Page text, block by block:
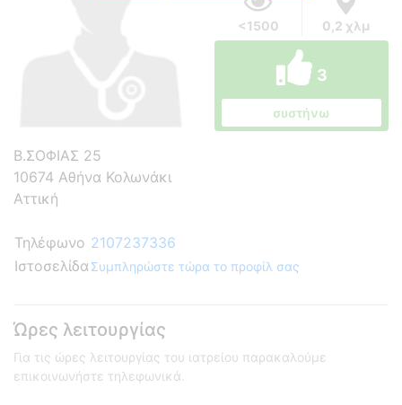
<1500 0,2 χλμ
3
συστήνω
Β.ΣΟΦΙΑΣ 25
10674 Αθήνα Κολωνάκι
Αττική
Τηλέφωνο 2107237336
Ιστοσελίδα Συμπληρώστε τώρα το προφίλ σας
Ώρες λειτουργίας
Για τις ώρες λειτουργίας του ιατρείου παρακαλούμε
επικοινωνήστε τηλεφωνικά.